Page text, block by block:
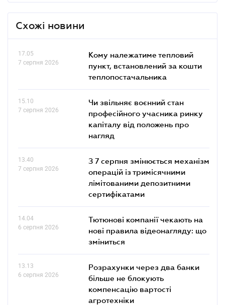
Схожі новини
17.05
7 серпня 2026
Кому належатиме тепловий
пункт, встановлений за кошти
теплопостачальника
15.10
7 серпня 2026
Чи звільняє воєнний стан
професійного учасника ринку
капіталу від положень про
нагляд
13.40
7 серпня 2026
З 7 серпня змінюється механізм
операцій із тримісячними
лімітованими депозитними
сертифікатами
14.04
6 серпня 2026
Тютюнові компанії чекають на
нові правила відеонагляду: що
зміниться
13.13
6 серпня 2026
Розрахунки через два банки
більше не блокують
компенсацію вартості
агротехніки